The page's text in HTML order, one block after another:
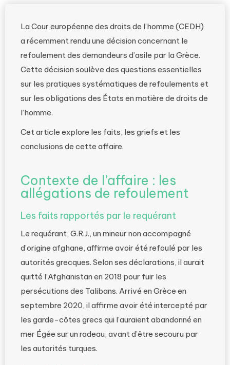
La Cour européenne des droits de l’homme (CEDH)
a récemment rendu une décision concernant le
refoulement des demandeurs d’asile par la Grèce.
Cette décision soulève des questions essentielles
sur les pratiques systématiques de refoulements et
sur les obligations des États en matière de droits de
l’homme.
Cet article explore les faits, les griefs et les
conclusions de cette affaire.
Contexte de l’affaire : les
allégations de refoulement
Les faits rapportés par le requérant
Le requérant, G.R.J., un mineur non accompagné
d’origine afghane, affirme avoir été refoulé par les
autorités grecques. Selon ses déclarations, il aurait
quitté l’Afghanistan en 2018 pour fuir les
persécutions des Talibans. Arrivé en Grèce en
septembre 2020, il affirme avoir été intercepté par
les garde-côtes grecs qui l’auraient abandonné en
mer Égée sur un radeau, avant d’être secouru par
les autorités turques.